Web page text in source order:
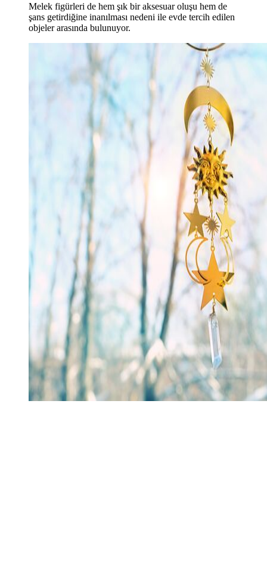
Melek figürleri de hem şık bir aksesuar oluşu hem de
şans getirdiğine inanılması nedeni ile evde tercih edilen
objeler arasında bulunuyor.